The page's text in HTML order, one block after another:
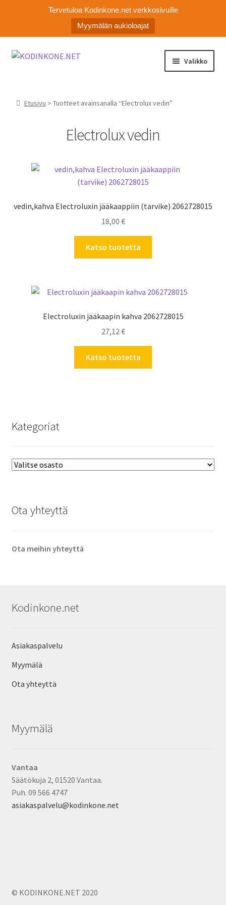
Tervetuloa Kodinkone.net verkkosivuille
Myymälän aukioloajat
Siirry
Siirry
Valikko
Asiakaspalvelu
Etusivu > Tuotteet avainsanalla “Electrolux vedin”
Electrolux vedin
vedin,kahva Electroluxin jääkaappiin (tarvike) 2062728015
18,00 €
Katso tuotetta
Electroluxin jääkaapin kahva 2062728015
27,12€
Katso tuotetta
Kategoriat
Ota yhteyttä
Ota meihin yhteyttä
Kodinkone.net
Asiakaspalvelu
Myymälä
Ota yhteyttä
Myymälä
Vantaa
Säätökuja 2, 01520 Vantaa.
Puh. 09 566 4747
asiakaspalvelu@kodinkone.net
© KODINKONE.NET 2020